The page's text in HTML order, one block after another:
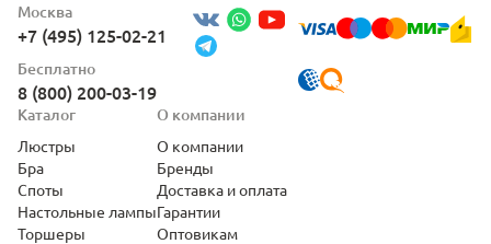
Москва
+7 (495) 125-02-21
Бесплатно
8 (800) 200-03-19
Каталог
Люстры
Бра
Споты
Настольные лампы
Торшеры
О компании
О компании
Бренды
Доставка и оплата
Гарантии
Оптовикам